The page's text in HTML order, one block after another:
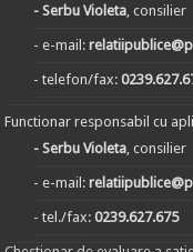
- Serbu Violeta , consilier
- e-mail:
- telefon/fax:
Functionar responsabil cu
- Serbu Violeta , consilier
- e-mail:
- tel./fax:0239.627.675